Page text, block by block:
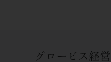
グロービス経